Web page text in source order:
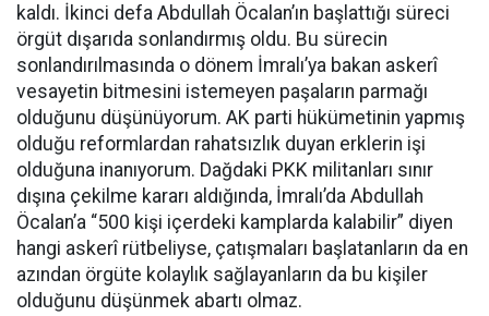
kaldı. İkinci defa Abdullah Öcalan’ın başlattığı süreci
örgüt dışarıda sonlandırmış oldu. Bu sürecin
sonlandırılmasında o dönem İmralı’ya bakan askerî
vesayetin bitmesini istemeyen paşaların parmağı
olduğunu düşünüyorum. AK parti hükümetinin yapmış
olduğu reformlardan rahatsızlık duyan erklerin işi
olduğuna inanıyorum. Dağdaki PKK militanları sınır
dışına çekilme kararı aldığında, İmralı’da Abdullah
Öcalan’a “500 kişi içerdeki kamplarda kalabilir” diyen
hangi askerî rütbeliyse, çatışmaları başlatanların da en
azından örgüte kolaylık sağlayanların da bu kişiler
olduğunu düşünmek abartı olmaz.